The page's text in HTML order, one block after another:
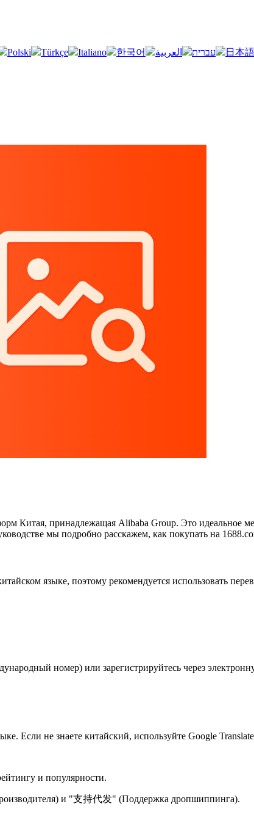
Polski Türkçe Italiano 한국어 עברית العربية 日本語
Китая, принадлежащая Alibaba Group. Это идеальное
мы подробно расскажем, как покупать на
языке, поэтому рекомендуется использовать
номер) или зарегистрируйтесь через
Если не знаете китайский, используйте Google
и популярности.
и "支持代发" (Поддержка дропшиппинга).